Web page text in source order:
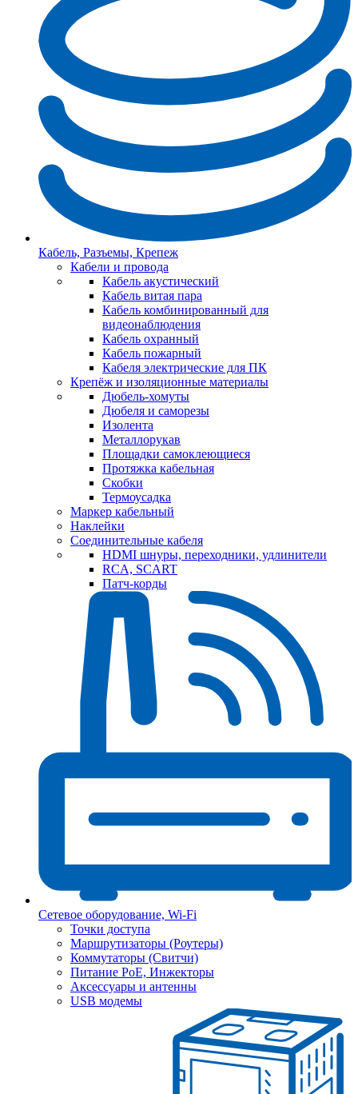
Кабель, Разъемы, Крепеж
Кабели и провода
Кабель акустический
Кабель витая пара
Кабель комбинированный для
видеонаблюдения
Кабель охранный
Кабель пожарный
Кабеля электрические для ПК
Крепёж и изоляционные материалы
Дюбель-хомуты
Дюбеля и саморезы
Изолента
Металлорукав
Площадки самоклеющиеся
Протяжка кабельная
Скобки
Термоусадка
Маркер кабельный
Наклейки
Соединительные кабеля
HDMI шнуры, переходники, удлинители
RCA, SCART
Патч-корды
Сетевое оборудование, Wi-Fi
Точки доступа
Маршрутизаторы (Роутеры)
Коммутаторы (Свитчи)
Питание PoE, Инжекторы
Аксессуары и антенны
USB модемы